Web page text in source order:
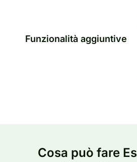
Funzionalità aggiuntive
Cosa può fare